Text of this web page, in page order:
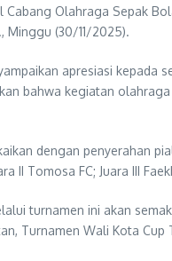
Olahraga Sepak
Minggu (30/11/2025).
apresiasi
bahwa kegiatan
dengan penyerahan
II Tomosa FC; Juara III
turnamen ini akan
Turnamen Wali Kota